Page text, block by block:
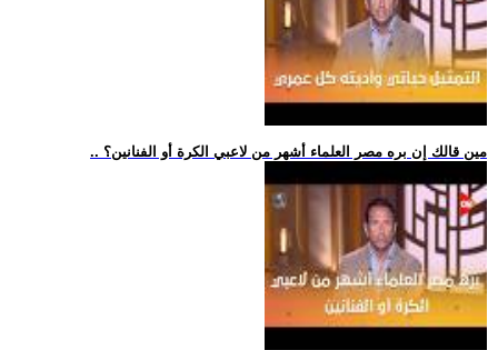
.. مين قالك إن بره مصر العلماء أشهر من لاعبي الكرة أو الفنانين؟